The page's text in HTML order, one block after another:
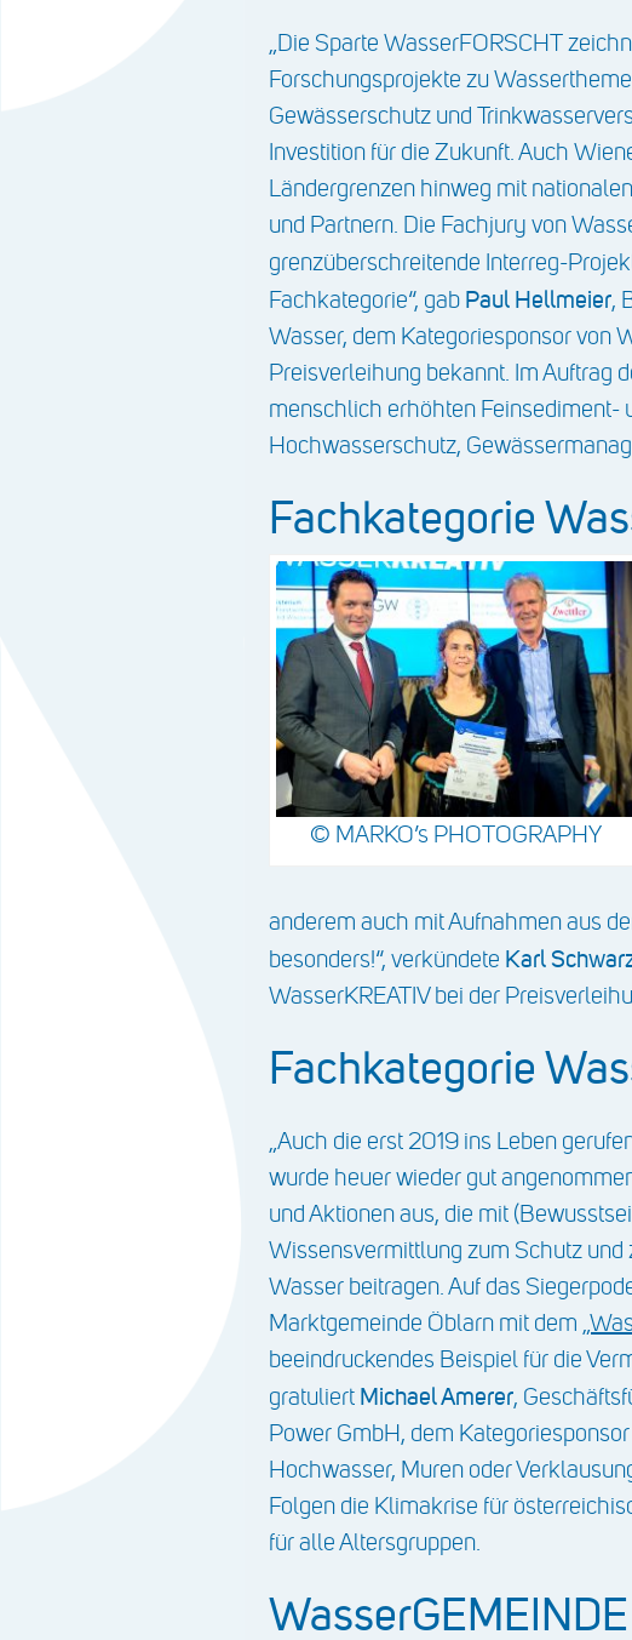
„Die Sparte WasserFORSCHT
Forschungsprojekte zu
Gewässerschutz und
Investition für die Zukunft. Auch
Ländergrenzen hinweg mit
und Partnern. Die Fachjury von
grenzüberschreitende Interreg-
Fachkategorie“, gab Paul Hellmeier,
Wasser, dem Kategoriesponsor von
Preisverleihung bekannt. Im Auftrag
menschlich erhöhten Feinsediment-
Hochwasserschutz,
Fachkategorie
© MARKO’s PHOTOGRAPHY
anderem auch mit Aufnahmen aus
besonders!“, verkündete Karl
WasserKREATIV bei der
Fachkategorie
„Auch die erst 2019 ins Leben
wurde heuer wieder gut
und Aktionen aus, die mit
Wissensvermittlung zum Schutz
Wasser beitragen. Auf das
Marktgemeinde Öblarn mit dem
beeindruckendes Beispiel für die
gratuliert Michael Amerer,
Power GmbH, dem
Hochwasser, Muren oder
Folgen die Klimakrise für
für alle Altersgruppen.